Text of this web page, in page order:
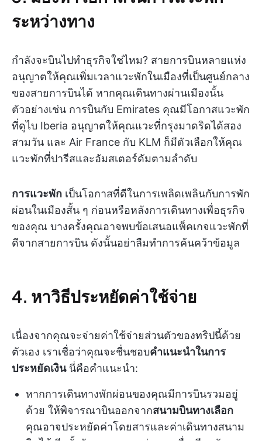
ระหว่างทาง
กำลังจะบินไปทำธุรกิจใช่ไหม? สายการบินหลายแห่ง
อนุญาตให้คุณเพิ่มเวลาแวะพักในเมืองที่เป็นศูนย์กลาง
ของสายการบินได้ หากคุณเดินทางผ่านเมืองนั้น
ตัวอย่างเช่น การบินกับ Emirates คุณมีโอกาสแวะพัก
ที่ดูไบ Iberia อนุญาตให้คุณแวะที่กรุงมาดริดได้สอง
สามวัน และ Air France กับ KLM ก็มีตัวเลือกให้คุณ
แวะพักที่ปารีสและอัมสเตอร์ดัมตามลำดับ
การแวะพัก เป็นโอกาสที่ดีในการเพลิดเพลินกับการพัก
ผ่อนในเมืองสั้น ๆ ก่อนหรือหลังการเดินทางเพื่อธุรกิจ
ของคุณ บางครั้งคุณอาจพบข้อเสนอแพ็คเกจแวะพักที่
ดีจากสายการบิน ดังนั้นอย่าลืมทำการค้นคว้าข้อมูล
4. หาวิธีประหยัดค่าใช้จ่าย
เนื่องจากคุณจะจ่ายค่าใช้จ่ายส่วนตัวของทริปนี้ด้วย
ตัวเอง เราเชื่อว่าคุณจะชื่นชอบคำแนะนำในการ
ประหยัดเงินนี่คือคำแนะนำ:
หากการเดินทางพักผ่อนของคุณมีการบินรวมอยู่
ด้วย ให้พิจารณาบินออกจากสนามบินทางเลือก
คุณอาจประหยัดค่าโดยสารและค่าเดินทางสนาม